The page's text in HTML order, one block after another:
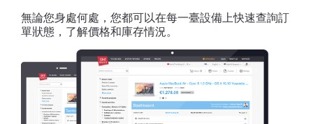
無論您身處何處，您都可以在每一臺設備上快速查詢訂
單狀態，了解價格和庫存情況。